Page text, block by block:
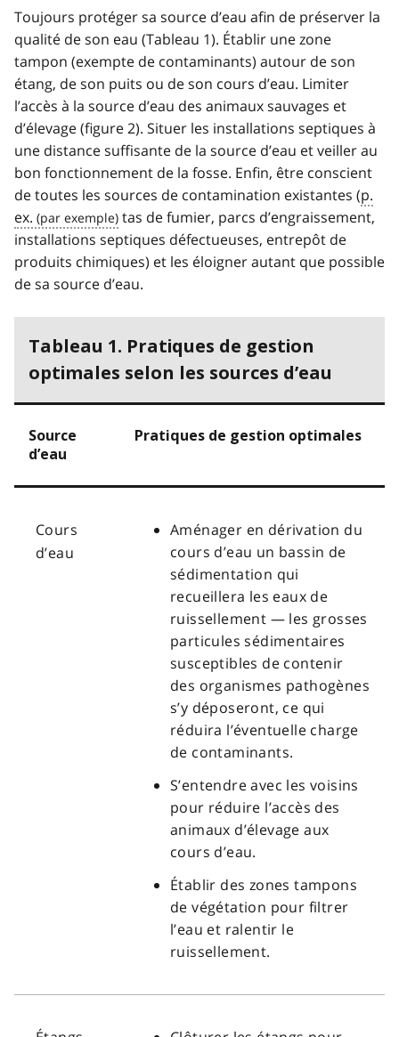
Toujours protéger sa source d’eau afin de préserver la
qualité de son eau (Tableau 1). Établir une zone
tampon (exempte de contaminants) autour de son
étang, de son puits ou de son cours d’eau. Limiter
l’accès à la source d’eau des animaux sauvages et
d’élevage (figure 2). Situer les installations septiques à
une distance suffisante de la source d’eau et veiller au
bon fonctionnement de la fosse. Enfin, être conscient
de toutes les sources de contamination existantes (p.
ex.
tas de fumier, parcs d’engraissement,
installations septiques défectueuses, entrepôt de
produits chimiques) et les éloigner autant que possible
de sa source d’eau.
Tableau 1. Pratiques de gestion
optimales selon les sources d’eau
Source
d’eau
Pratiques de gestion optimales
Cours
d’eau
Aménager en dérivation du
cours d’eau un bassin de
sédimentation qui
recueillera les eaux de
ruissellement — les grosses
particules sédimentaires
susceptibles de contenir
des organismes pathogènes
s’y déposeront, ce qui
réduira l’éventuelle charge
de contaminants.
S’entendre avec les voisins
pour réduire l’accès des
animaux d’élevage aux
cours d’eau.
Établir des zones tampons
de végétation pour filtrer
l’eau et ralentir le
ruissellement.